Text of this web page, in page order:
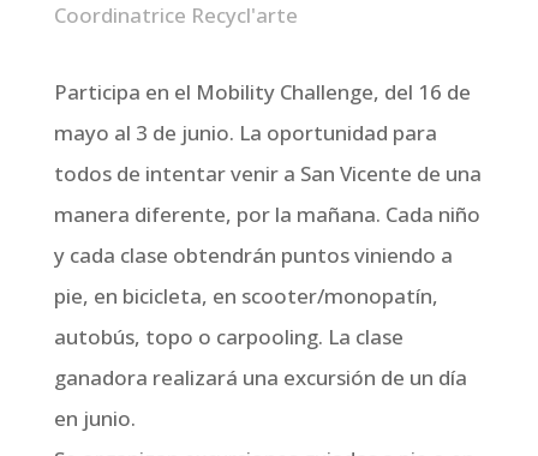
Coordinatrice Recycl'arte
Participa en el Mobility Challenge, del 16 de
mayo al 3 de junio. La oportunidad para
todos de intentar venir a San Vicente de una
manera diferente, por la mañana. Cada niño
y cada clase obtendrán puntos viniendo a
pie, en bicicleta, en scooter/monopatín,
autobús, topo o carpooling. La clase
ganadora realizará una excursión de un día
en junio.